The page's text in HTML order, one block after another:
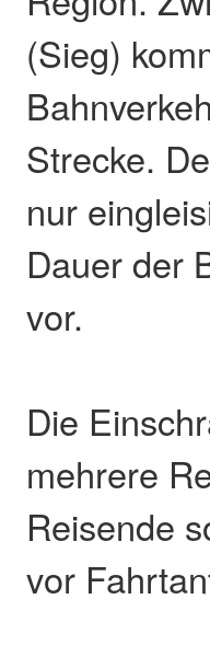
(Sieg)
Strecke.
nur
Dauer der
vor.
Die
mehrere
Reisende
vor